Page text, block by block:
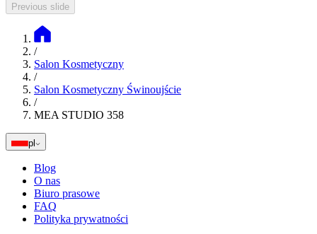
Previous slide
/
Salon Kosmetyczny
/
Salon Kosmetyczny Świnoujście
/
MEA STUDIO 358
pl
Blog
O nas
Biuro prasowe
FAQ
Polityka prywatności